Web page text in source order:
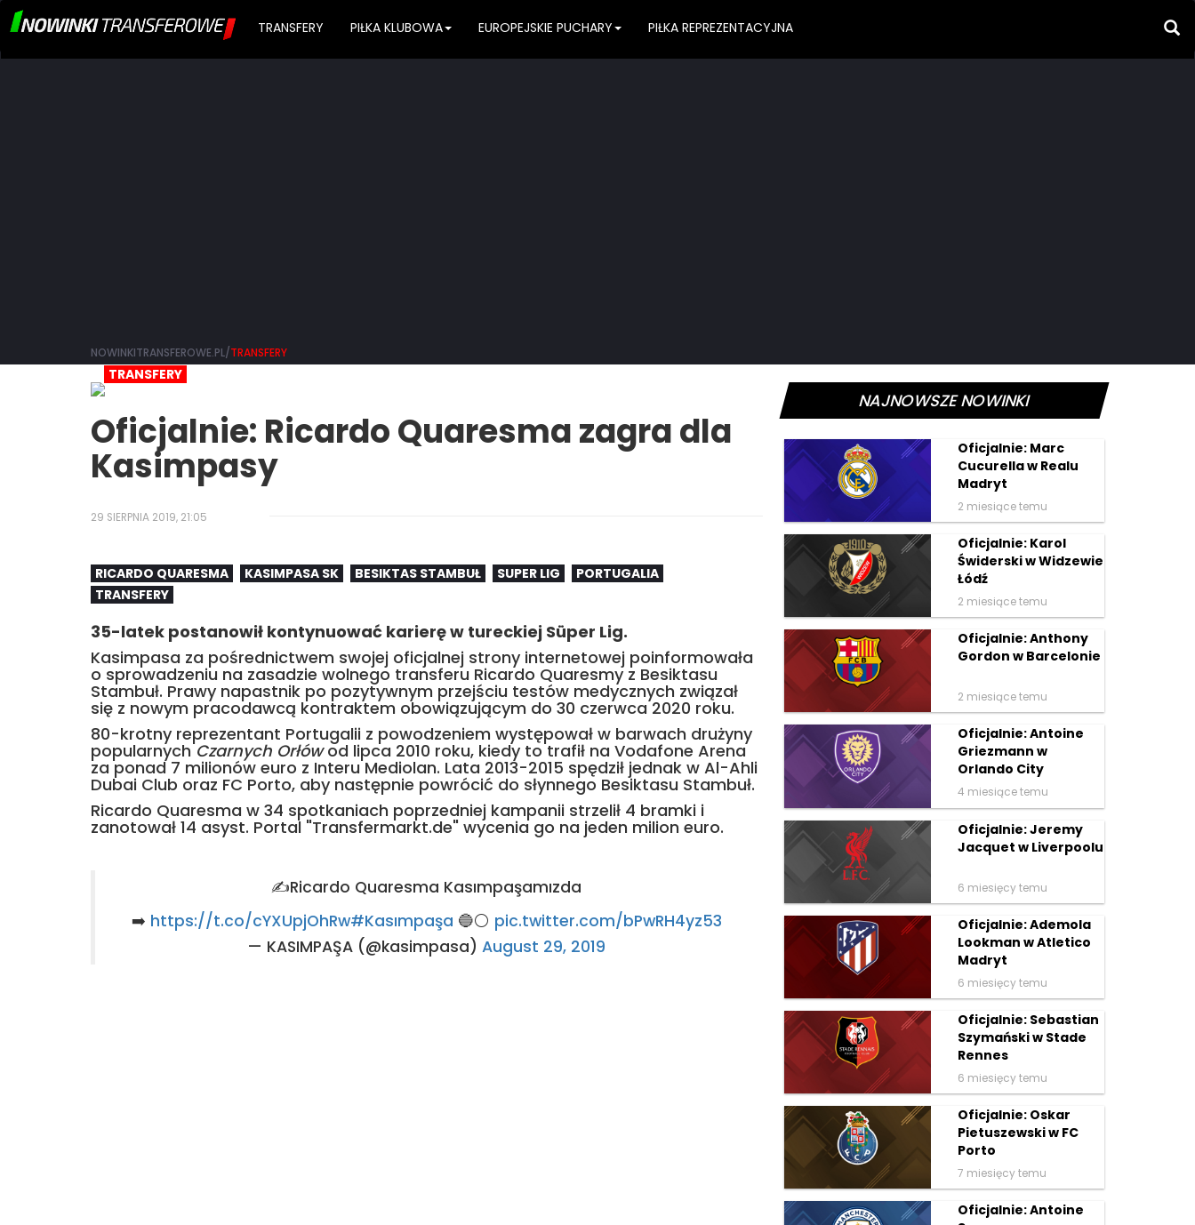
TRANSFERY PIŁKA KLUBOWA EUROPEJSKIE PUCHARY PIŁKA REPREZENTACYJNA
NOWINKITRANSFEROWE.PL/TRANSFERY
TRANSFERY
Oficjalnie: Ricardo Quaresma zagra dla
Kasimpasy
29 SIERPNIA 2019, 21:05
RICARDO QUARESMA KASIMPASA SK BESIKTAS STAMBUŁ SUPER LIG
PORTUGALIA
TRANSFERY
35-latek postanowił kontynuować karierę w tureckiej Süper Lig.
Kasimpasa za pośrednictwem swojej oficjalnej strony internetowej poinformowała
o sprowadzeniu na zasadzie wolnego transferu Ricardo Quaresmy z Besiktasu
Stambuł. Prawy napastnik po pozytywnym przejściu testów medycznych związał
się z nowym pracodawcą kontraktem obowiązującym do 30 czerwca 2020 roku.
80-krotny reprezentant Portugalii z powodzeniem występował w barwach drużyny
popularnychCzarnych Orłówod lipca 2010 roku, kiedy to trafił na Vodafone Arena
za ponad 7 milionów euro z Interu Mediolan. Lata 2013-2015 spędził jednak w Al-Ahli
Dubai Club oraz FC Porto, aby następnie powrócić do słynnego Besiktasu Stambuł.
Ricardo Quaresma w 34 spotkaniach poprzedniej kampanii strzelił 4 bramki i
zanotował 14 asyst. Portal "Transfermarkt.de" wycenia go na jeden milion euro.
✍️Ricardo Quaresma Kasımpaşamızda
➡️ https://t.co/cYXUpjOhRw#Kasımpaşa 🔵⚪️ pic.twitter.com/bPwRH4yz53
— KASIMPAŞA (@kasimpasa) August 29, 2019
NAJNOWSZE NOWINKI
Oficjalnie: Marc
Cucurella w Realu
Madryt
2 miesiące temu
Oficjalnie: Karol
Świderski w Widzewie
Łódź
2 miesiące temu
Oficjalnie: Anthony
Gordon w Barcelonie
2 miesiące temu
Oficjalnie: Antoine
Griezmann w
Orlando City
4 miesiące temu
Oficjalnie: Jeremy
Jacquet w Liverpoolu
6 miesięcy temu
Oficjalnie: Ademola
Lookman w Atletico
Madryt
6 miesięcy temu
Oficjalnie: Sebastian
Szymański w Stade
Rennes
6 miesięcy temu
Oficjalnie: Oskar
Pietuszewski w FC
Porto
7 miesięcy temu
Oficjalnie: Antoine